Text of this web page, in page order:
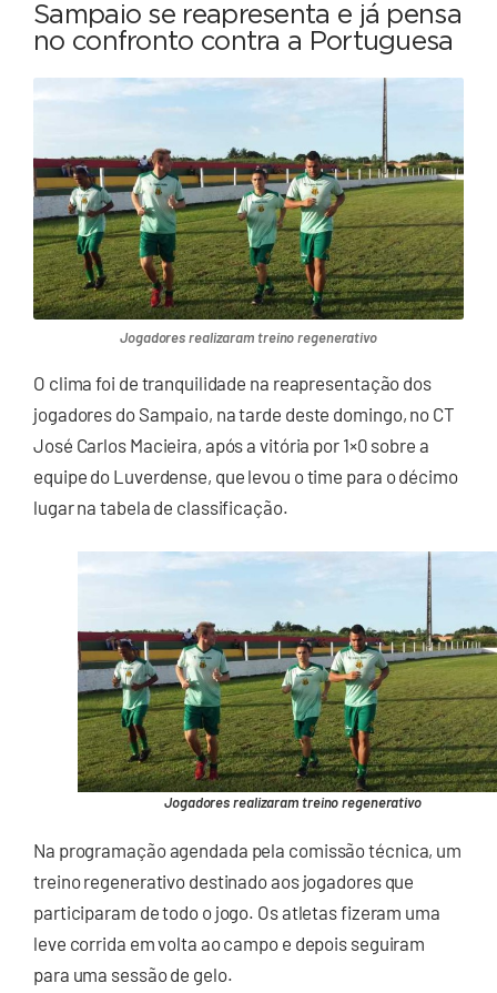
Sampaio se reapresenta e já pensa
no confronto contra a Portuguesa
Jogadores realizaram treino regenerativo
O clima foi de tranquilidade na reapresentação dos
jogadores do Sampaio, na tarde deste domingo, no CT
José Carlos Macieira, após a vitória por 1×0 sobre a
equipe do Luverdense, que levou o time para o décimo
lugar na tabela de classificação.
Jogadores realizaram treino regenerativo
Na programação agendada pela comissão técnica, um
treino regenerativo destinado aos jogadores que
participaram de todo o jogo. Os atletas fizeram uma
leve corrida em volta ao campo e depois seguiram
para uma sessão de gelo.